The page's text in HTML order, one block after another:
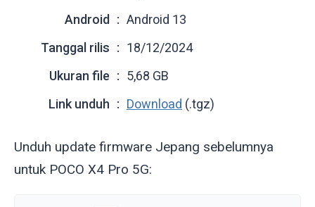
Android
Android 13
Tanggal rilis
18/12/2024
Ukuran file
5,68 GB
Link unduh
Download (.tgz)
Unduh update firmware Jepang sebelumnya
untuk POCO X4 Pro 5G: